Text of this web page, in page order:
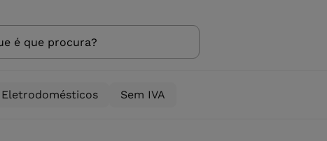
Eletrodomésticos Sem IVA